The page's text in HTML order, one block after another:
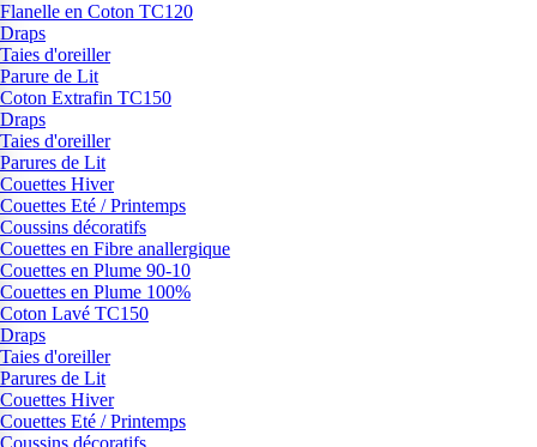
Flanelle en Coton TC120
Draps
Taies d'oreiller
Parure de Lit
Coton Extrafin TC150
Draps
Taies d'oreiller
Parures de Lit
Couettes Hiver
Couettes Eté / Printemps
Coussins décoratifs
Couettes en Fibre anallergique
Couettes en Plume 90-10
Couettes en Plume 100%
Coton Lavé TC150
Draps
Taies d'oreiller
Parures de Lit
Couettes Hiver
Couettes Eté / Printemps